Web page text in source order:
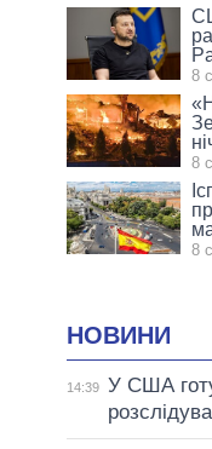
8
8
8
НОВИНИ
14:39 У США